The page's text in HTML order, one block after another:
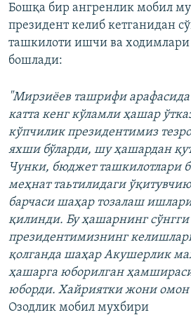
Бошқа бир ангренлик мобил
президент келиб кетганидан
ташкилоти ишчи ва ходимлари
бошлади:
"Мирзиёев ташрифи
катта кенг кўламли ҳашар
кўпчилик президентимиз
яхши бўларди, шу ҳашардан
Чунки, бюджет ташкилотлари
меҳнат таьтилидаги
барчаси шаҳар тозалаш
қилинди. Бу ҳашарнинг
президентимизнинг
қолганда шаҳар Акушерлик
ҳашарга юборилган
юборди. Хайриятки жони омон
Озодлик мобил мухбири